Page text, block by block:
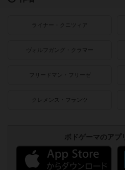
ライナー・クニツィア
ヴォルフガング・クラマー
フリードマン・フリーゼ
クレメンス・フランツ
ボドゲーマのアプ